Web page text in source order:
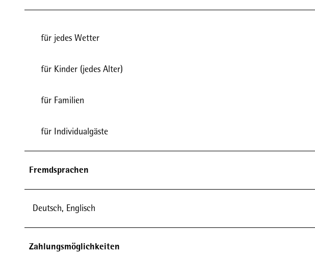
für jedes Wetter
für Kinder (jedes Alter)
für Familien
für Individualgäste
Fremdsprachen
Deutsch, Englisch
Zahlungsmöglichkeiten